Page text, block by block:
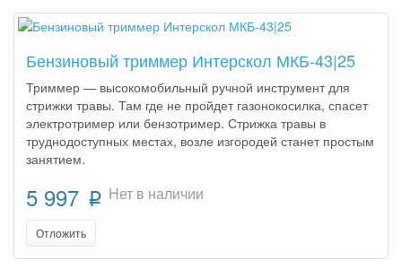
Бензиновый триммер Интерскол МКБ-43|25
Триммер — высокомобильный ручной инструмент для
стрижки травы. Там где не пройдет газонокосилка, спасет
электротример или бензотример. Стрижка травы в
труднодоступных местах, возле изгородей станет простым
занятием.
5 997 p Нет в наличии
Отложить